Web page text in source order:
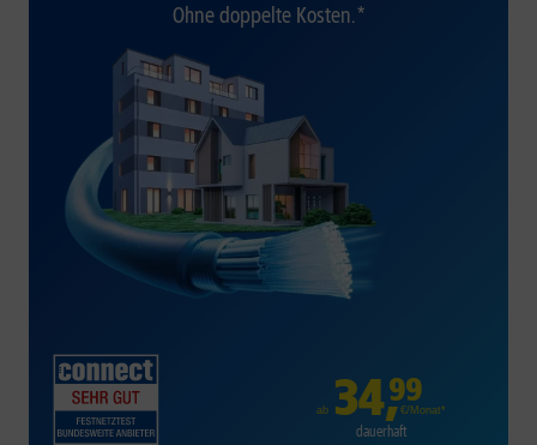
Ohne doppelte Kosten.*
ab 34,99
€/Monat*
dauerhaft